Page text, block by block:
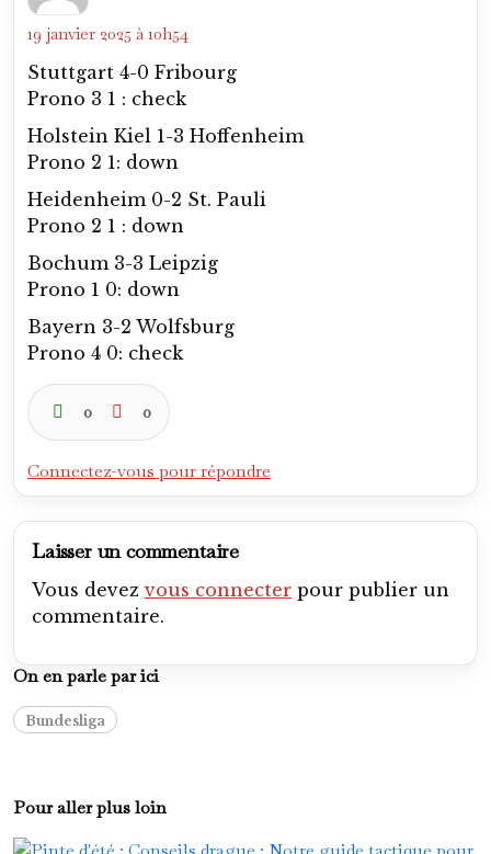
19 janvier 2025 à 10h54
Stuttgart 4-0 Fribourg
Prono 3 1 : check
Holstein Kiel 1-3 Hoffenheim
Prono 2 1: down
Heidenheim 0-2 St. Pauli
Prono 2 1 : down
Bochum 3-3 Leipzig
Prono 1 0: down
Bayern 3-2 Wolfsburg
Prono 4 0: check
0 0
Connectez-vous pour répondre
Laisser un commentaire
Vous devezvous connecter pour publier un
commentaire.
On en parle par ici
Bundesliga
Pour aller plus loin